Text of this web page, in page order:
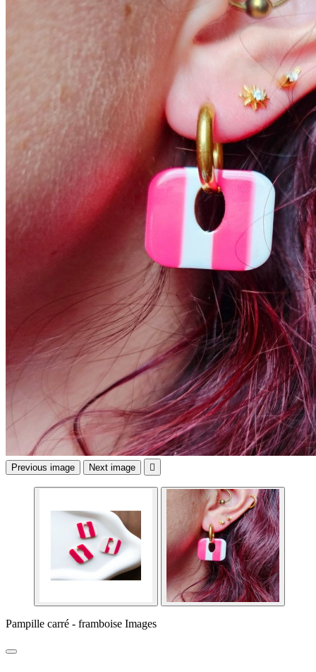
Previous image Next image 
Pampille carré - framboise Images